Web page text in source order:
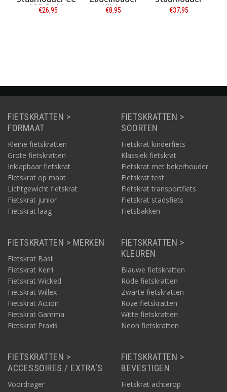
100 Caddy
€26,95
Klicky
€8,95
stuurpen met
slot
€37,95
FIETSKRATTEN >
FORMAAT
Kleine fietskratten
Grote fietskratten
Inklapbaar fietskrat
Fietskrat op maat
Lichtgewicht fietskrat
Fietskrat junior
Fietskrat laag
FIETSKRATTEN >
SOORTEN
Fietskrat kinderfiets
Klassiek fietskrat
Fietskrat met bekerhouder
Fietskrat test
Fietskrat transportfiets
Fietskrat stadsfiets
Fietsbakken
FIETSKRATTEN > MERKEN
Fietskrat Basil
Fietskrat Kerri
Fietskrat Wicked
Fietskrat Willex
Fietskrat Action
Fietskrat Gamma
Fietskrat Praxis
FIETSKRATTEN >
KLEUREN
Blauwe fietskratten
Rode fietskratten
Zwarte fietskratten
Roze fietskratten
Witte fietskratten
Neon fietskratten
FIETSKRATTEN >
ACCESSOIRES / EXTRA'S
Voordrager
FIETSKRATTEN >
BEVESTIGEN
Fietskrat achterop